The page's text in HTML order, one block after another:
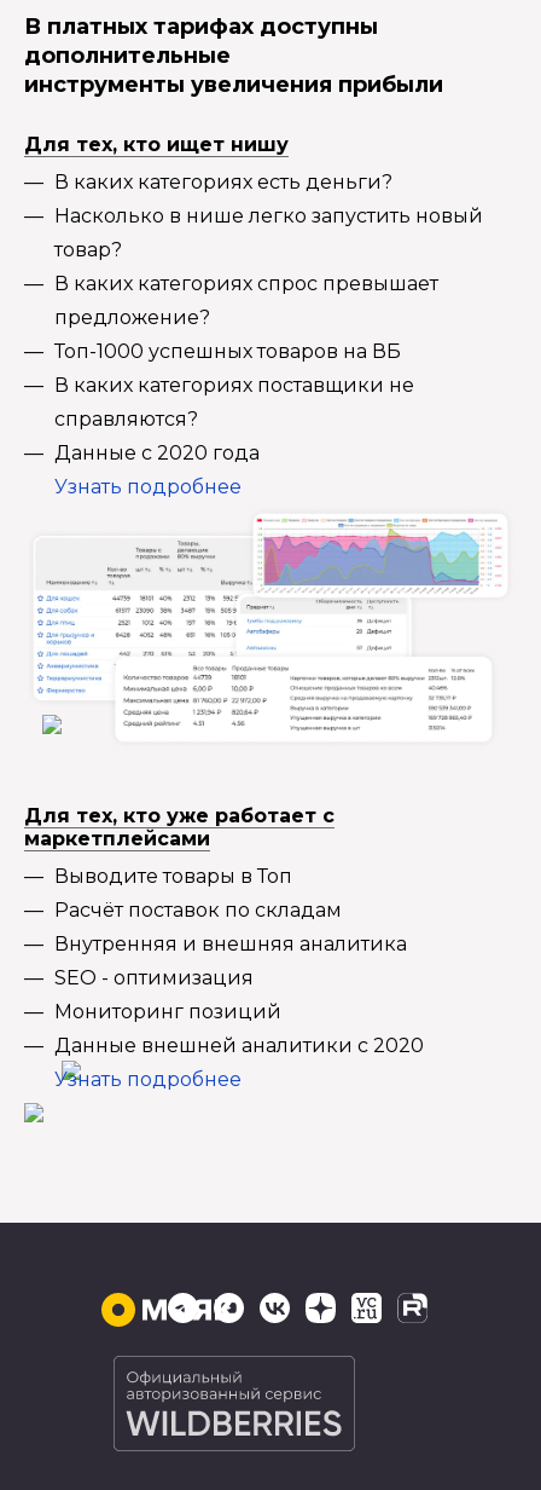
В платных тарифах доступны
дополнительные
инструменты увеличения прибыли
Для тех, кто ищет нишу
В каких категориях есть деньги?
Насколько в нише легко запустить новый
товар?
В каких категориях спрос превышает
предложение?
Топ-1000 успешных товаров на ВБ
В каких категориях поставщики не
справляются?
Данные с 2020 года
Узнать подробнее
Для тех, кто уже работает с
маркетплейсами
Выводите товары в Топ
Расчёт поставок по складам
Внутренняя и внешняя аналитика
SEO - оптимизация
Мониторинг позиций
Данные внешней аналитики с 2020
Узнать подробнее